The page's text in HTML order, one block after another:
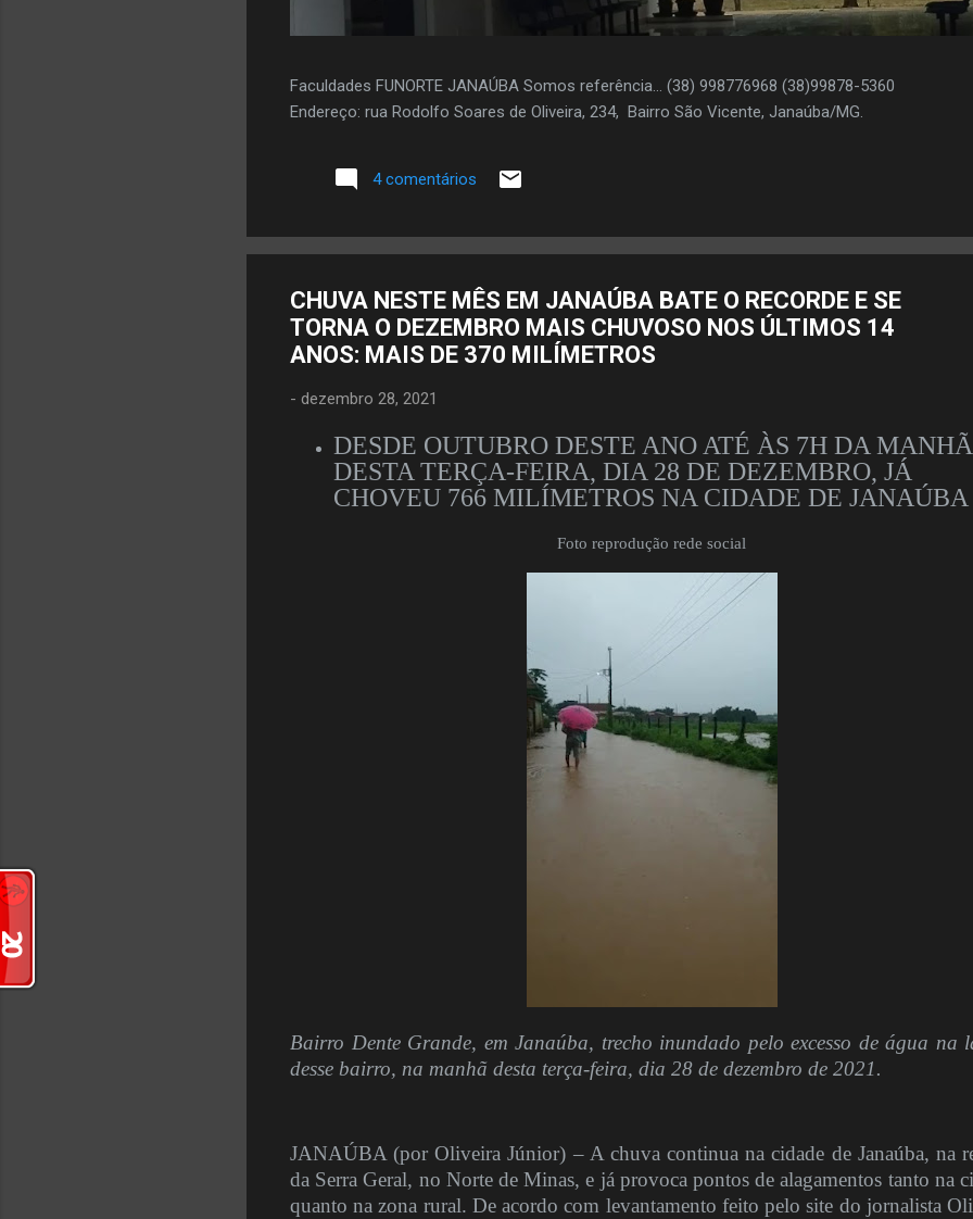
Faculdades FUNORTE JANAÚBA Somos referência... (38) 998776968 (38)99878-5360
Endereço: rua Rodolfo Soares de Oliveira, 234, Bairro São Vicente, Janaúba/MG.
4 comentários
CHUVA NESTE MÊS EM JANAÚBA BATE O RECORDE E SE
TORNA O DEZEMBRO MAIS CHUVOSO NOS ÚLTIMOS 14
ANOS: MAIS DE 370 MILÍMETROS
- dezembro 28, 2021
DESDE OUTUBRO DESTE ANO ATÉ ÀS 7H DA MANHÃ
DESTA TERÇA-FEIRA, DIA 28 DE DEZEMBRO, JÁ
CHOVEU 766 MILÍMETROS NA CIDADE DE JANAÚBA
Foto reprodução rede social
Bairro Dente Grande, em Janaúba, trecho inundado pelo excesso de água na
desse bairro, na manhã desta terça-feira, dia 28 de dezembro de 2021.
JANAÚBA (por Oliveira Júnior) – A chuva continua na cidade de Janaúba, na
da Serra Geral, no Norte de Minas, e já provoca pontos de alagamentos tanto na
quanto na zona rural. De acordo com levantamento feito pelo site do jornalista